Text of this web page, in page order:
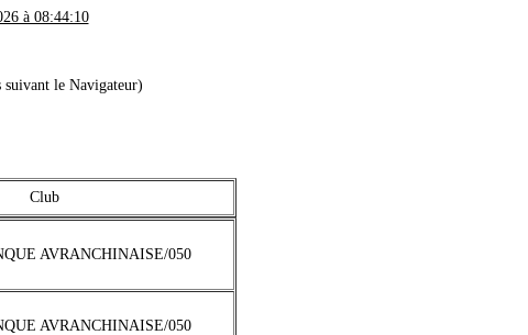
à 08:44:10
suivant le Navigateur)
Club
AVRANCHINAISE/050
AVRANCHINAISE/050